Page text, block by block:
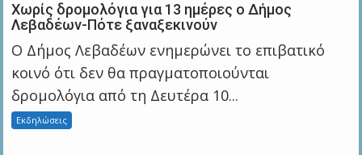
Χωρίς δρομολόγια για 13 ημέρες ο Δήμος
Λεβαδέων-Πότε ξαναξεκινούν
Ο Δήμος Λεβαδέων ενημερώνει το επιβατικό
κοινό ότι δεν θα πραγματοποιούνται
δρομολόγια από τη Δευτέρα 10...
Εκδηλώσεις